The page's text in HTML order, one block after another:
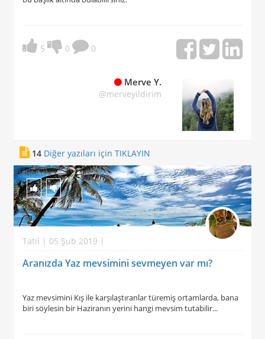
5 0 0
Merve Y.
@merveyildirim
14 Diğer yazıları için TIKLAYIN
Tatil | 05 Şub 2019 |
Aranızda Yaz mevsimini sevmeyen var mı?
Yaz mevsimini Kış ile karşılaştıranlar türemiş ortamlarda, bana
biri söylesin bir Haziranın yerini hangi mevsim tutabilir...